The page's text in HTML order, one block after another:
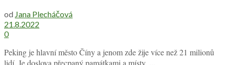
od Jana Plecháčová
21.8.2022
0
Peking je hlavní město Číny a jenom zde žije více než 21 milionů
lidí. Je doslova přecpaný památkami a místy, ...